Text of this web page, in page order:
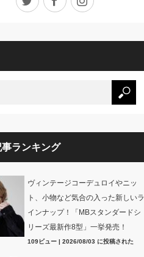
事ランキング
ヴィンテージコーデュロイやニッ
ト、小物など気合の入った新しいラ
インナップ！「MBスタンダードシ
リーズ最新作8型」一挙発売！
109ビュー| 2026/08/03 に投稿された